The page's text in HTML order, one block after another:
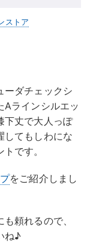
ストア
ーダチェックシ
Aラインシルエッ
下丈で大人っぽ
してもしわにな
です。
をご紹介しまし
頼れるので、
ね♪